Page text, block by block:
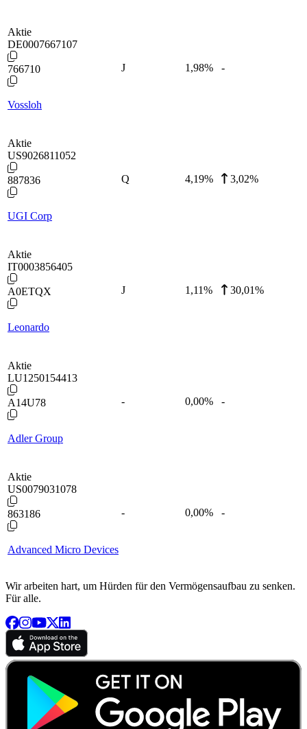
Aktie
DE0007667107
766710
Vossloh
J 1,98% -
Aktie
US9026811052
887836
UGI Corp
Q 4,19% 3,02%
Aktie
IT0003856405
A0ETQX
Leonardo
J 1,11% 30,01%
Aktie
LU1250154413
A14U78
Adler Group
- 0,00% -
Aktie
US0079031078
863186
Advanced Micro Devices
- 0,00% -
Wir arbeiten hart, um Hürden für den Vermögensaufbau zu senken.
Für alle.